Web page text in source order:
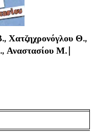
Θ.,
Αναστασίου Μ.|